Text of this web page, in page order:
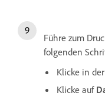
Führe zum
folgenden
Klicke in
Klicke auf